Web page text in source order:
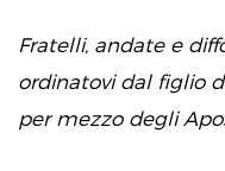
Fratelli, andate e
ordinatovi dal figlio
per mezzo degli